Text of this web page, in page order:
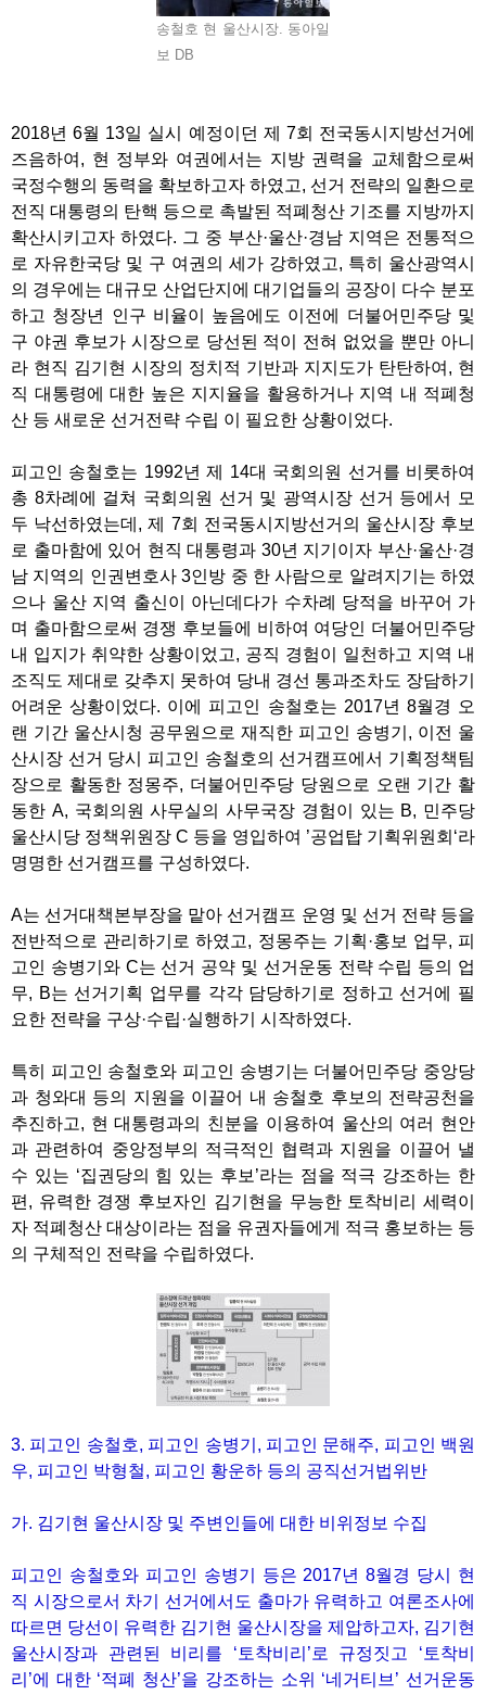
송철호 현 울산시장. 동아일
보 DB
2018년 6월 13일 실시 예정이던 제 7회 전국동시지방선거에
즈음하여, 현 정부와 여권에서는 지방 권력을 교체함으로써
국정수행의 동력을 확보하고자 하였고, 선거 전략의 일환으로
전직 대통령의 탄핵 등으로 촉발된 적폐청산 기조를 지방까지
확산시키고자 하였다. 그 중 부산·울산·경남 지역은 전통적으
로 자유한국당 및 구 여권의 세가 강하였고, 특히 울산광역시
의 경우에는 대규모 산업단지에 대기업들의 공장이 다수 분포
하고 청장년 인구 비율이 높음에도 이전에 더불어민주당 및
구 야권 후보가 시장으로 당선된 적이 전혀 없었을 뿐만 아니
라 현직 김기현 시장의 정치적 기반과 지지도가 탄탄하여, 현
직 대통령에 대한 높은 지지율을 활용하거나 지역 내 적폐청
산 등 새로운 선거전략 수립 이 필요한 상황이었다.
피고인 송철호는 1992년 제 14대 국회의원 선거를 비롯하여
총 8차례에 걸쳐 국회의원 선거 및 광역시장 선거 등에서 모
두 낙선하였는데, 제 7회 전국동시지방선거의 울산시장 후보
로 출마함에 있어 현직 대통령과 30년 지기이자 부산·울산·경
남 지역의 인권변호사 3인방 중 한 사람으로 알려지기는 하였
으나 울산 지역 출신이 아닌데다가 수차례 당적을 바꾸어 가
며 출마함으로써 경쟁 후보들에 비하여 여당인 더불어민주당
내 입지가 취약한 상황이었고, 공직 경험이 일천하고 지역 내
조직도 제대로 갖추지 못하여 당내 경선 통과조차도 장담하기
어려운 상황이었다. 이에 피고인 송철호는 2017년 8월경 오
랜 기간 울산시청 공무원으로 재직한 피고인 송병기, 이전 울
산시장 선거 당시 피고인 송철호의 선거캠프에서 기획정책팀
장으로 활동한 정몽주, 더불어민주당 당원으로 오랜 기간 활
동한 A, 국회의원 사무실의 사무국장 경험이 있는 B, 민주당
울산시당 정책위원장 C 등을 영입하여 ’공업탑 기획위원회‘라
명명한 선거캠프를 구성하였다.
A는 선거대책본부장을 맡아 선거캠프 운영 및 선거 전략 등을
전반적으로 관리하기로 하였고, 정몽주는 기획·홍보 업무, 피
고인 송병기와 C는 선거 공약 및 선거운동 전략 수립 등의 업
무, B는 선거기획 업무를 각각 담당하기로 정하고 선거에 필
요한 전략을 구상·수립·실행하기 시작하였다.
특히 피고인 송철호와 피고인 송병기는 더불어민주당 중앙당
과 청와대 등의 지원을 이끌어 내 송철호 후보의 전략공천을
추진하고, 현 대통령과의 친분을 이용하여 울산의 여러 현안
과 관련하여 중앙정부의 적극적인 협력과 지원을 이끌어 낼
수 있는 ‘집권당의 힘 있는 후보’라는 점을 적극 강조하는 한
편, 유력한 경쟁 후보자인 김기현을 무능한 토착비리 세력이
자 적폐청산 대상이라는 점을 유권자들에게 적극 홍보하는 등
의 구체적인 전략을 수립하였다.
3. 피고인 송철호, 피고인 송병기, 피고인 문해주, 피고인 백원
우, 피고인 박형철, 피고인 황운하 등의 공직선거법위반
가. 김기현 울산시장 및 주변인들에 대한 비위정보 수집
피고인 송철호와 피고인 송병기 등은 2017년 8월경 당시 현
직 시장으로서 차기 선거에서도 출마가 유력하고 여론조사에
따르면 당선이 유력한 김기현 울산시장을 제압하고자, 김기현
울산시장과 관련된 비리를 ‘토착비리’로 규정짓고 ‘토착비
리’에 대한 ‘적폐 청산’을 강조하는 소위 ‘네거티브’ 선거운동